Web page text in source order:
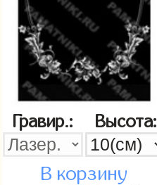
Гравир.: Высота:
В корзину